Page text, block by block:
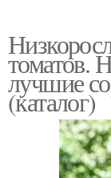
Элитные
Урожайные
томатов.
лучшие
(каталог)